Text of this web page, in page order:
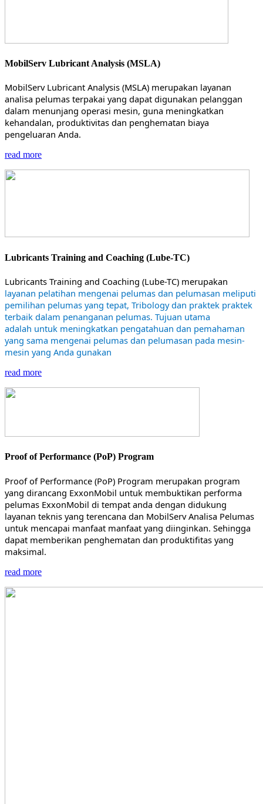
MobilServ Lubricant Analysis (MSLA)
MobilServ Lubricant Analysis (MSLA) merupakan layanan
analisa pelumas terpakai yang dapat digunakan pelanggan
dalam menunjang operasi mesin, guna meningkatkan
kehandalan, produktivitas dan penghematan biaya
pengeluaran Anda.
read more
Lubricants Training and Coaching (Lube-TC)
Lubricants Training and Coaching (Lube-TC) merupakan
layanan pelatihan mengenai pelumas dan pelumasan meliputi
pemilihan pelumas yang tepat, Tribology dan praktek praktek
terbaik dalam penanganan pelumas. Tujuan utama
adalah untuk meningkatkan pengatahuan dan pemahaman
yang sama mengenai pelumas dan pelumasan pada mesin-
mesin yang Anda gunakan
read more
Proof of Performance (PoP) Program
Proof of Performance (PoP) Program merupakan program
yang dirancang ExxonMobil untuk membuktikan performa
pelumas ExxonMobil di tempat anda dengan didukung
layanan teknis yang terencana dan MobilServ Analisa Pelumas
untuk mencapai manfaat manfaat yang diinginkan. Sehingga
dapat memberikan penghematan dan produktifitas yang
maksimal.
read more